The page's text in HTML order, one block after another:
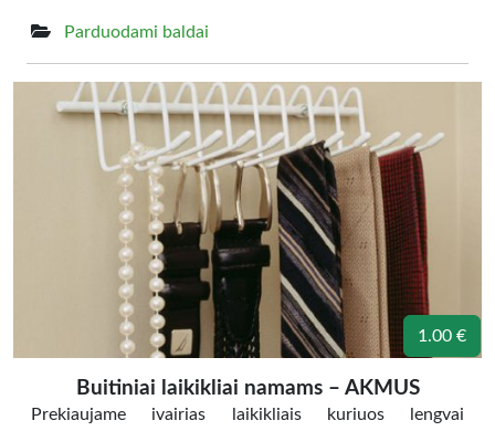
Parduodami baldai
1.00 €
Buitiniai laikikliai namams – AKMUS
Prekiaujame ivairias laikikliais kuriuos lengvai